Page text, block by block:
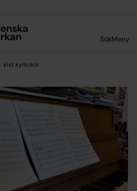
SökMeny
Vist kyrkokör